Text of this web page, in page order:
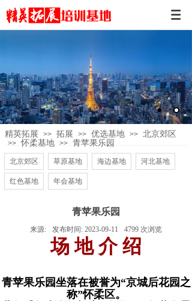
精英拓展 >> 拓展 >> 优选基地 >> 北京郊区
>> 怀柔基地 >> 青苹果乐园
北京郊区 草原基地 海边基地 河北基地
红色基地 年会基地
青苹果乐园
来源: 发布时间: 2023-09-11 4799 次浏览
场 地 介 绍
青苹果乐园坐落在被誉为“京城后花园之
称”怀柔区。